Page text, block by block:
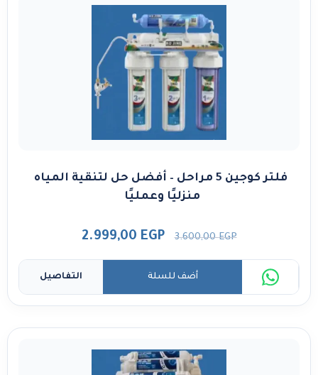
فلتر كوجين 5 مراحل – أفضل حل لتنقية المياه
منزليًا وعمليًا
3.600,00EGP
2.999,00 EGP
التفاصيل أضف للسلة